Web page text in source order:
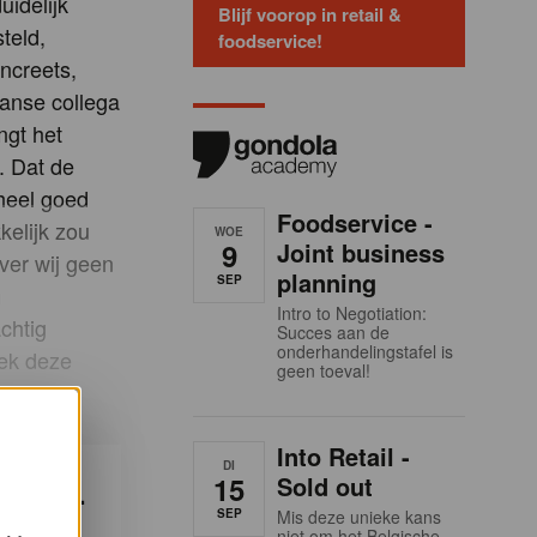
collega
het
Dat de
goed
zou
wij geen
deze
Blijf voorop in retail &
foodservice!
WOE
9
SEP
Foodservice -
Joint business
planning
Intro to Negotiation:
Succes aan de
onderhandelingstafel is
geen toeval!
DI
15
SEP
Into Retail -
Sold out
Mis deze unieke kans